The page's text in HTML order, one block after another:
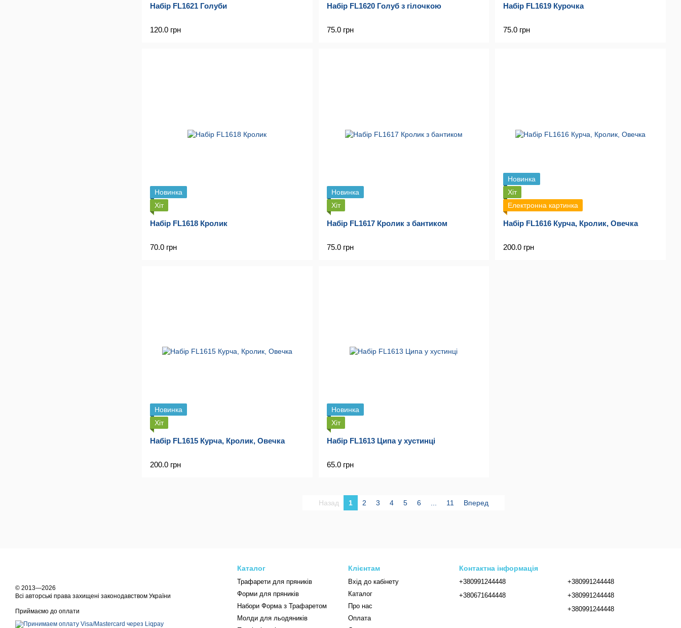
Набір FL1621 Голуби
120.0 грн
Набір FL1620 Голуб з гілочкою
75.0 грн
Набір FL1619 Курочка
75.0 грн
Новинка
Хіт
Набір FL1618 Кролик
70.0 грн
Новинка
Хіт
Набір FL1617 Кролик з бантиком
75.0 грн
Новинка
Хіт
Електронна картинка
Набір FL1616 Курча, Кролик, Овечка
200.0 грн
Новинка
Хіт
Набір FL1615 Курча, Кролик, Овечка
200.0 грн
Новинка
Хіт
Набір FL1613 Ципа у хустинці
65.0 грн
Назад 1 2 3 4 5 6 11 Вперед
© 2013—2026
Всі авторські права захищені законодавством України
Приймаємо до оплати
Каталог
Трафарети для пряників
Форми для пряників
Набори Форма з Трафаретом
Молди для льодяників
Клієнтам
Вхід до кабінету
Каталог
Про нас
Оплата
Контактна інформація
+380991244448
+380671644448
+380991244448
+380991244448
+380991244448